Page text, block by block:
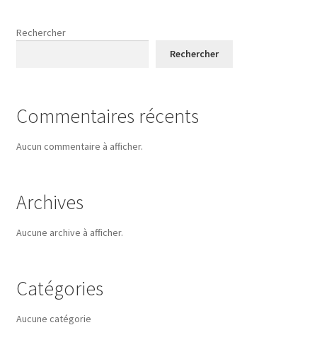
Rechercher
Rechercher
Commentaires récents
Aucun commentaire à afficher.
Archives
Aucune archive à afficher.
Catégories
Aucune catégorie